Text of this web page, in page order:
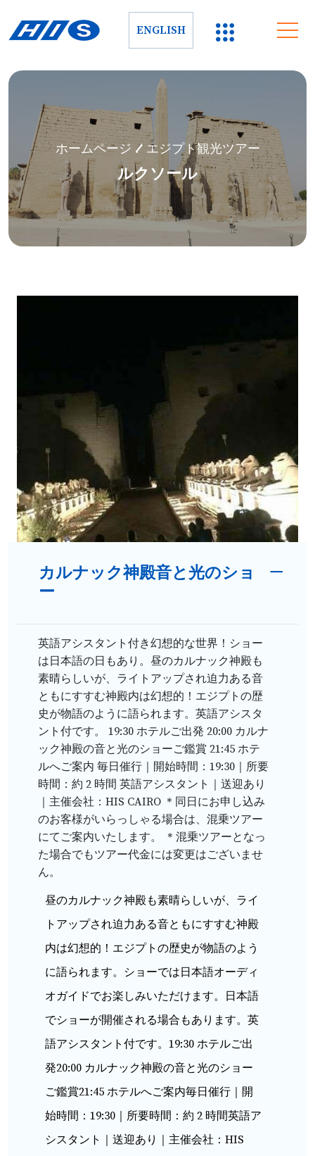
ENGLISH
ホームページ/ エジプト観光ツアー
ルクソール
カルナック神殿音と光のショ
ー
英語アシスタント付き幻想的な世界！ショー
は日本語の日もあり。昼のカルナック神殿も
素晴らしいが、ライトアップされ迫力ある音
ともにすすむ神殿内は幻想的！エジプトの歴
史が物語のように語られます。英語アシスタ
ント付です。 19:30 ホテルご出発 20:00 カルナ
ック神殿の音と光のショーご鑑賞 21:45 ホテ
ルへご案内 毎日催行｜開始時間：19:30｜所要
時間：約 2 時間 英語アシスタント｜送迎あり
｜主催会社：HIS CAIRO ＊同日にお申し込み
のお客様がいらっしゃる場合は、混乗ツアー
にてご案内いたします。
＊混乗ツアーとなっ
た場合でもツアー代金には変更はございませ
ん。
昼のカルナック神殿も素晴らしいが、ライ
トアップされ迫力ある音ともにすすむ神殿
内は幻想的！エジプトの歴史が物語のよう
に語られます。ショーでは日本語オーディ
オガイドでお楽しみいただけます。日本語
でショーが開催される場合もあります。英
語アシスタント付です。 19:30 ホテルご出
発20:00 カルナック神殿の音と光のショー
ご鑑賞21:45 ホテルへご案内毎日催行｜開
始時間：19:30｜所要時間：約 2 時間英語ア
シスタント｜送迎あり｜主催会社：HIS